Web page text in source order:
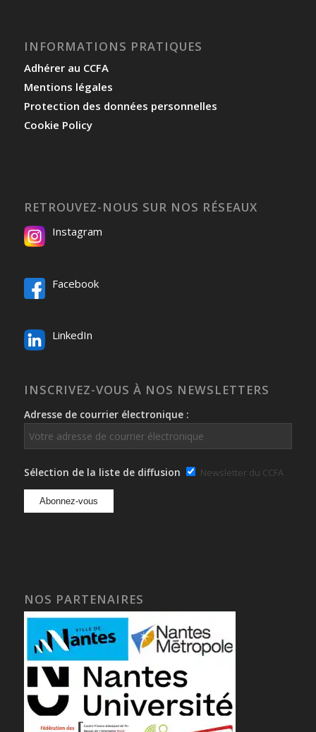
INFORMATIONS PRATIQUES
Adhérer au CCFA
Mentions légales
Protection des données personnelles
Cookie Policy
RETROUVEZ-NOUS SUR NOS RÉSEAUX
Instagram
Facebook
LinkedIn
INSCRIVEZ-VOUS À NOS NEWSLETTERS
Adresse de courrier électronique :
Sélection de la liste de diffusion Newsletter du CCFA
NOS PARTENAIRES